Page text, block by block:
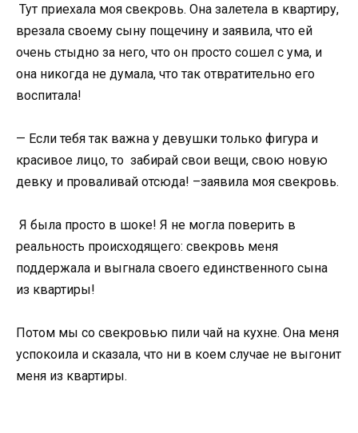
Тут приехала моя свекровь. Она залетела в квартиру,
врезала своему сыну пощечину и заявила, что ей
очень стыдно за него, что он просто сошел с ума, и
она никогда не думала, что так отвратительно его
воспитала!
— Если тебя так важна у девушки только фигура и
красивое лицо, то забирай свои вещи, свою новую
девку и проваливай отсюда! –заявила моя свекровь.
Я была просто в шоке! Я не могла поверить в
реальность происходящего: свекровь меня
поддержала и выгнала своего единственного сына
из квартиры!
Потом мы со свекровью пили чай на кухне. Она меня
успокоила и сказала, что ни в коем случае не выгонит
меня из квартиры.